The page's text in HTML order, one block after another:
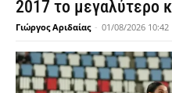
2017 το μεγαλύτερο
Γιώργος Αριδαίας - 01/08/2026 10:42